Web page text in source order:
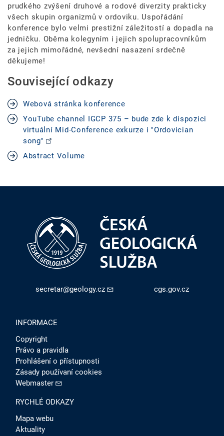
prudkého zvýšení druhové a rodové diverzity prakticky
všech skupin organizmů v ordoviku. Uspořádání
konference bylo velmi prestižní záležitostí a dopadla na
jedničku. Oběma kolegyním i jejich spolupracovníkům
za jejich mimořádné, nevšední nasazení srdečně
děkujeme!
Související odkazy
Webová stránka konference
YouTube channel IGCP 375 – bude zde k dispozici
virtuální Mid-Conference exkurze i "Ordovician
song"
Abstract Volume
secretar@geology.cz cgs.gov.cz
INFORMACE
Copyright
Právo a pravidla
Prohlášení o přístupnosti
Zásady používaní cookies
Webmaster
RYCHLÉ ODKAZY
Mapa webu
Aktuality